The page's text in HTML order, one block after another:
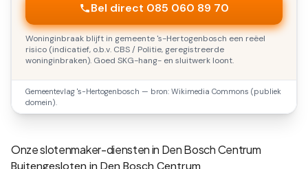
Bel direct 085 060 89 70
Woninginbraak blijft in gemeente 's-Hertogenbosch een reëel
risico (indicatief, o.b.v. CBS / Politie, geregistreerde
woninginbraken). Goed SKG-hang- en sluitwerk loont.
Gemeentevlag 's-Hertogenbosch — bron: Wikimedia Commons (publiek
domein).
Onze slotenmaker-diensten in Den Bosch Centrum
Buitengesloten in Den Bosch Centrum